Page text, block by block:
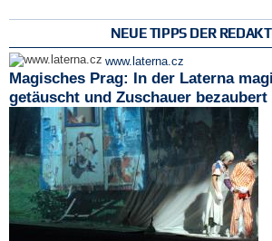
NEUE TIPPS DER
www.laterna.cz
Magisches Prag: In der Laterna
getäuscht und Zuschauer bezaubert